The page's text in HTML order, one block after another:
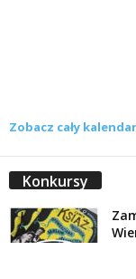
Zobacz cały
Konkursy